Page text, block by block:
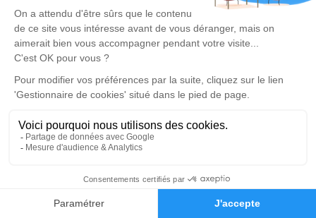
Faire-part Hommages
Un service de plantation d’arbre hommage est
disponible ici.
samedi 17 décembre 2022 à 10h30
Crématorium de la Métropole Nice Côte
Vallon de Roguez Colomars
06670 Colomars